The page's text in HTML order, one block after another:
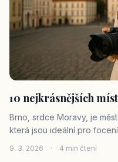
tak ideální.
10 nejkrásnějších
Brno, srdce Moravy, je
která jsou ideální pro
fotografka, která má za
9. 3. 2026 · 4 min čtení